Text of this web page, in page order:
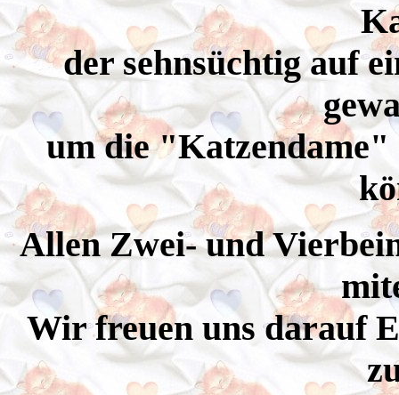
der sehnsüchtig auf
um die "Katzendame"
Allen Zwei- und
Wir freuen uns darauf